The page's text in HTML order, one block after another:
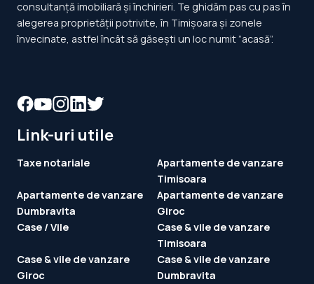
consultanță imobiliară și închirieri. Te ghidăm pas cu pas în
alegerea proprietății potrivite, în Timișoara și zonele
învecinate, astfel încât să găsești un loc numit ”acasă”.
Link-uri utile
Taxe notariale
Apartamente de vanzare
Timisoara
Apartamente de vanzare
Dumbravita
Apartamente de vanzare
Giroc
Case / Vile
Case & vile de vanzare
Timisoara
Case & vile de vanzare
Giroc
Case & vile de vanzare
Dumbravita